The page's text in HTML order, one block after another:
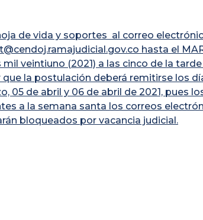
de vida y soportes al correo
hasta el
veintiuno (2021) a las cinco de la tarde
que la postulación deberá remitirse los
05 de abril y 06 de abril de 2021, pues
a la semana santa los correos
bloqueados por vacancia judicial.